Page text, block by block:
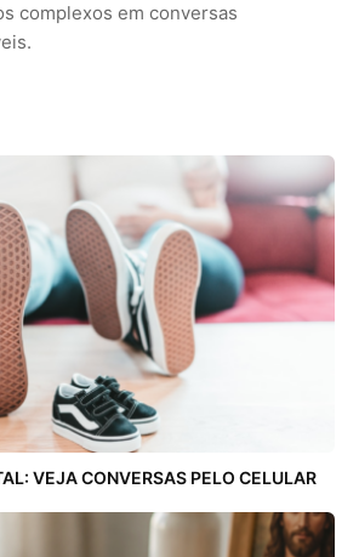
complexos em conversas
VEJA CONVERSAS PELO CELULAR